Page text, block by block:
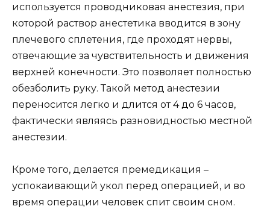
используется проводниковая анестезия, при
которой раствор анестетика вводится в зону
плечевого сплетения, где проходят нервы,
отвечающие за чувствительность и движения
верхней конечности. Это позволяет полностью
обезболить руку. Такой метод анестезии
переносится легко и длится от 4 до 6 часов,
фактически являясь разновидностью местной
анестезии.
Кроме того, делается премедикация –
успокаивающий укол перед операцией, и во
время операции человек спит своим сном.